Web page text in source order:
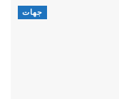
جهات